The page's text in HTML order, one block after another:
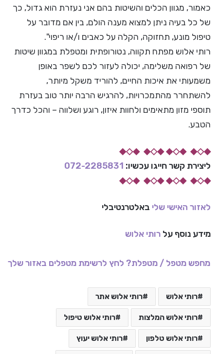
כאמור, מגוון הכלים והשיטות בהם אני נעזרת הוא גדול, כך
של כל בעיה ניתן למצוא מענה הולם, בין אם מדובר על
טיפול מונע, תחזוקה, הקלה על כאבים ו/או ריפוי".
רותי אלוש מפתח תקווה, נטורופתית ומטפלת במגוון שיטות
של רפואה משלימה, יכולה לעזור לכם לשפר באופן
משמעותי את איכות החיים, להוריד משקל מיותר,
להשתחרר מהתמכרויות, להרגיש הרבה יותר טוב בעזרת
תוספי מזון מתאימים ולחוות איזון, רוגע ושלווה – והכל כדרך
הטבע.
◆◇◆ ◆◇◆ ◆◇◆ ◆◇◆
ליצירת קשר חייגו עכשיו: 072-2285831
◆◇◆ ◆◇◆ ◆◇◆ ◆◇◆
לאזור האישי שלי באלטרנטיבלי
מידע נוסף על רותי אלוש
מחפש מטפל / מטפלת? לחץ לרשימת מטפלים באזור שלך
רותי אלוש רותי אלוש אתר
רותי אלוש המלצות רותי אלוש טיפול
רותי אלוש טלפון רותי אלוש יעוץ